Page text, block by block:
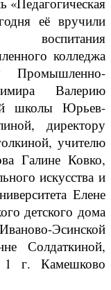
её вручили
воспитания
колледжа
Промышленно-
Валерию
школы Юрьев-
директору
учителю
Галине Ковко,
искусства и
Елене
детского дома
Эсинской
Солдаткиной,
г. Камешково